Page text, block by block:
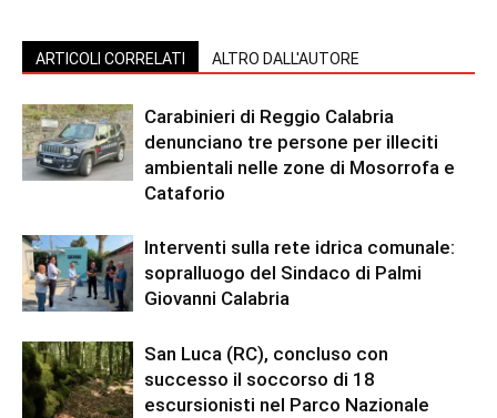
ARTICOLI CORRELATI ALTRO DALL'AUTORE
Carabinieri di Reggio Calabria
denunciano tre persone per illeciti
ambientali nelle zone di Mosorrofa e
Cataforio
Interventi sulla rete idrica comunale:
sopralluogo del Sindaco di Palmi
Giovanni Calabria
San Luca (RC), concluso con
successo il soccorso di 18
escursionisti nel Parco Nazionale